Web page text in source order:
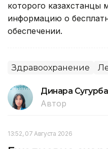
которого казахстанцы
информацию о
обеспечении.
Здравоохранение
Динара
Автор
13:52, 07 Августа 2026